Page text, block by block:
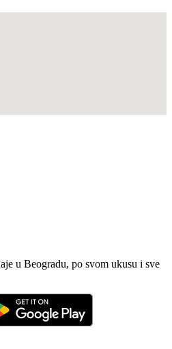
u Beogradu, po svom ukusu i sve